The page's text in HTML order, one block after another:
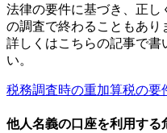
法律の要件に基づき、正
の調査で終わることもあり
詳しくはこちらの記事で書
い。
税務調査時の重加算税の要
他人名義の口座を利用する